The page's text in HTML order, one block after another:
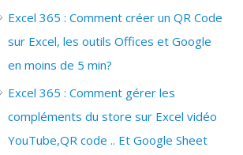
Excel 365 : Comment créer un QR Code
sur Excel, les outils Offices et Google
en moins de 5 min?
Excel 365 : Comment gérer les
compléments du store sur Excel vidéo
YouTube,QR code .. Et Google Sheet